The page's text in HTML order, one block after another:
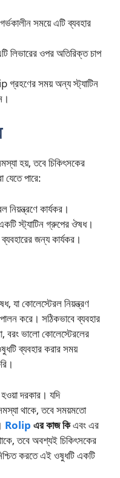
গর্ভকালীন সময়ে এটি ব্যবহার
লিভারের ওপর অতিরিক্ত চাপ
গ্রহণের সময় অন্য স্ট্যাটিন
হয়, তবে চিকিৎসকের
যেতে পারে:
নিয়ন্ত্রণে কার্যকর।
স্ট্যাটিন গ্রুপের ঔষধ।
ব্যবহারের জন্য কার্যকর।
যা কোলেস্টেরল নিয়ন্ত্রণ
করে। সঠিকভাবে ব্যবহার
বরং ভালো কোলেস্টেরলের
ব্যবহার করার সময়
দরকার। যদি
থাকে, তবে সময়মতো
Rolip এর কাজ কিএবং এর
তবে অবশ্যই চিকিৎসকের
করতে এই ওষুধটি একটি